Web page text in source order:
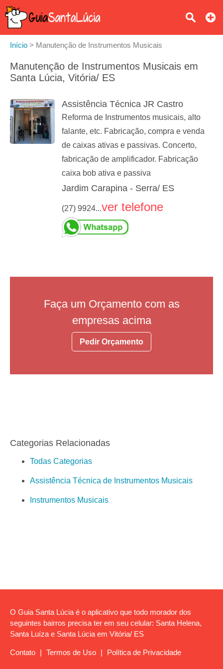
Início > Manutenção de Instrumentos Musicais
Manutenção de Instrumentos Musicais em
Santa Lúcia, Vitória/ ES
Assistência Técnica JR Castro
Reforma de Instrumentos musicais, alto
falante, etc. Fabricação, compra e venda
de caixas ativas e passivas. Concerto,
fabricação de amplificador. Fabricação
caixa bob ativa e passiva
Jardim Carapina - Serra/ ES
(27) 9924...ver telefone
Faça um Orçamento com as
empresas acima
Pedir Orçamento
Categorias Relacionadas
Todas Categorias
Assistência Técnica de Instrumentos Musicais
Instrumentos Musicais
O Guia Santa Lúcia é o aplicativo que todo morador dos
seguintes bairros precisa ter em seu celular: Santa Helena,
Santa Luíza e Santa Lúcia em Vitória/ ES
Contato | Termos de Uso | Política de Privacidade